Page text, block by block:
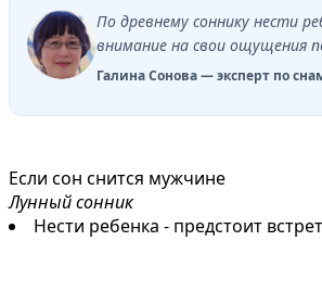
По древнему соннику нести
внимание на свои ощущения
Галина Сонова — эксперт по
Если сон снится мужчине
Лунный сонник
Нести ребенка - предстоит